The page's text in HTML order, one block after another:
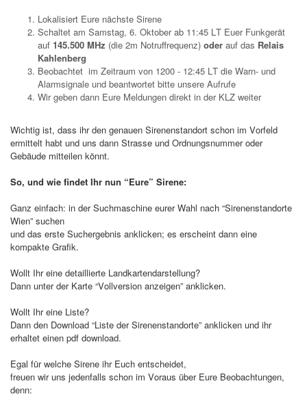
Lokalisiert Eure nächste Sirene
Schaltet am Samstag, 6. Oktober ab 11:45 LT Euer Funkgerät
auf 145.500 MHz (die 2m Notruffrequenz) oder auf das Relais
Kahlenberg
Beobachtet im Zeitraum von 1200 - 12:45 LT die Warn- und
Alarmsignale und beantwortet bitte unsere Aufrufe
Wir geben dann Eure Meldungen direkt in der KLZ weiter
Wichtig ist, dass ihr den genauen Sirenenstandort schon im Vorfeld
ermittelt habt und uns dann Strasse und Ordnungsnummer oder
Gebäude mitteilen könnt.
So, und wie findet Ihr nun “Eure” Sirene:
Ganz einfach: in der Suchmaschine eurer Wahl nach “Sirenenstandorte
Wien” suchen
und das erste Suchergebnis anklicken; es erscheint dann eine
kompakte Grafik.
Wollt Ihr eine detaillierte Landkartendarstellung?
Dann unter der Karte “Vollversion anzeigen” anklicken.
Wollt Ihr eine Liste?
Dann den Download “Liste der Sirenenstandorte” anklicken und ihr
erhaltet einen pdf download.
Egal für welche Sirene ihr Euch entscheidet,
freuen wir uns jedenfalls schon im Voraus über Eure Beobachtungen,
denn: